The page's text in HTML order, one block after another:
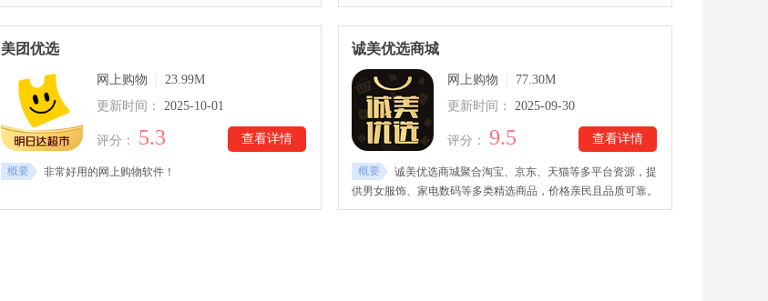
宝、天猫、京东和拼多多等。白白优选下载用户只需要复制所需
商品的标题就能获取相关优惠券。软件每天更新各种特价商品还
有大量的优惠券，是用户必备的省钱购物软件。
看，拥有多种商品分类专区可以购买到喜欢的商品，下载还能领
取很多的新人优惠券以及红包，详细的物流信息实时更新，拥有
专业客服系统可以询问各种商品问题，快来下载购物吧。
美团优选
网上购物
23.99M
更新时间：
2025-10-01
查看详情
评分： 5.3
概要 非常好用的网上购物软件！
诚美优选商城
网上购物
77.30M
更新时间：
2025-09-30
查看详情
评分： 9.5
概要
诚美优选商城聚合淘宝、京东、天猫等多平台资源，提
供男女服饰、家电数码等多类精选商品，价格亲民且品质可靠。
诚美优选商城下载安装中的客服全天候在线，随时解答问题，订